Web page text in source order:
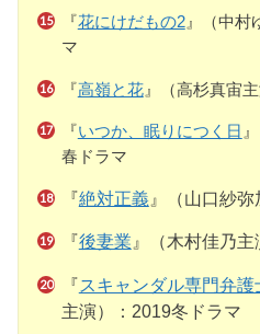
『花にけだもの2』（中村
マ
『高嶺と花』（高杉真宙
『いつか、眠りにつく日
春ドラマ
『絶対正義』（山口紗弥
『後妻業 』（木村佳乃
『スキャンダル専門弁護
主演）：2019冬ドラマ